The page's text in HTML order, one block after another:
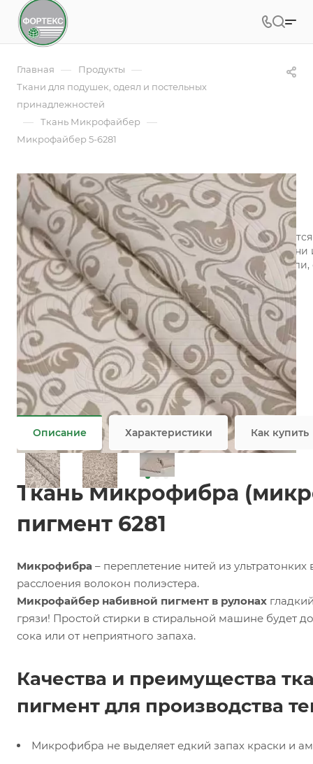
Главная — Продукты —
Ткани для подушек, одеял и постельных
принадлежностей
— Ткань Микрофайбер —
Микрофайбер 5-6281
Микрофайбер 5-6281
Арт. 5BJ-6281
Микрофайбер (микрофибра) набивной
технология обеспечивает воздухопроницаемость
микрофибры «контролируют» микроклимат на
сохраняя одновременно тепло и свежесть.
Подробности
Заказать
Задать вопрос
Ткань микрофайбер оптом / мелким оптом
Не является публичной офертой
Описание Характеристики Как купить
Ткань Микрофибра
пигмент 6281
Микрофибра – переплетение нитей из
расслоения волокон полиэстера.
Микрофайбер набивной пигмент в рулонах
грязи! Простой стирки в стиральной машине будет
сока или от неприятного запаха.
Качества и преимущества
пигмент для производства
Микрофибра не выделяет едкий запах краски и